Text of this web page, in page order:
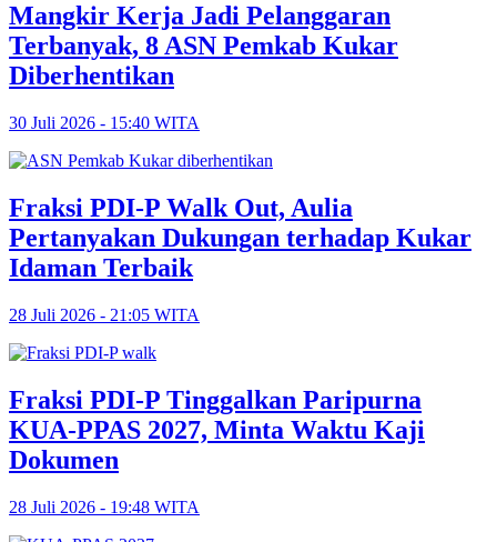
Mangkir Kerja Jadi Pelanggaran
Terbanyak, 8 ASN Pemkab Kukar
Diberhentikan
30 Juli 2026 - 15:40 WITA
Fraksi PDI-P Walk Out, Aulia
Pertanyakan Dukungan terhadap Kukar
Idaman Terbaik
28 Juli 2026 - 21:05 WITA
Fraksi PDI-P Tinggalkan Paripurna
KUA-PPAS 2027, Minta Waktu Kaji
Dokumen
28 Juli 2026 - 19:48 WITA